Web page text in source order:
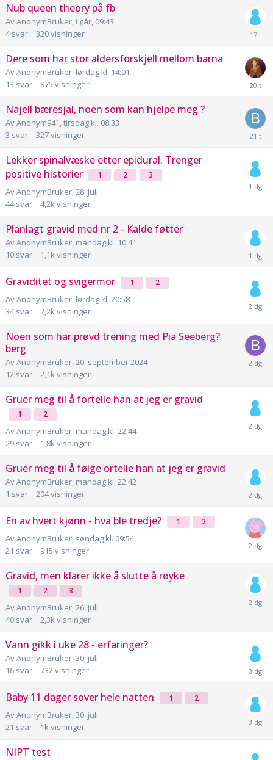
Nub queen theory på fb
AvAnonymBruker, i går, 09:43
4 svar 320visninger
Dere som har stor aldersforskjell mellom barna
AvAnonymBruker, lørdag kl. 14:01
13 svar 875 visninger
Najell bæresjal, noen som kan hjelpe meg ?
AvAnonym941,tirsdag kl. 08:33
3 svar 327visninger
Lekker spinalvæske etter epidural. Trenger
positive historier
1 2 3
AvAnonymBruker,28. juli
44 svar 4,2kvisninger
Planlagt gravid med nr 2 - Kalde føtter
AvAnonymBruker, mandag kl. 10:41
10 svar 1,1kvisninger
Graviditet og svigermor 1 2
AvAnonymBruker, lørdag kl. 20:58
34 svar 2,2kvisninger
Noen som har prøvd trening med Pia Seeberg?
berg
AvAnonymBruker,20. september 2024
12 svar 2,1kvisninger
Gruer meg til å fortelle han at jeg er gravid
1 2
AvAnonymBruker, mandag kl. 22:44
29 svar 1,8kvisninger
Gruer meg til å følge ortelle han at jeg er gravid
AvAnonymBruker, mandag kl. 22:42
1 svar 204visninger
En av hvert kjønn - hva ble tredje? 1 2
AvAnonymBruker, søndag kl. 09:54
21 svar 915 visninger
Gravid, men klarer ikke å slutte å røyke
1 2 3
AvAnonymBruker,26. juli
40 svar 2,3kvisninger
Vann gikk i uke 28 - erfaringer?
AvAnonymBruker,30. juli
16 svar 732visninger
Baby 11 dager sover hele natten 1 2
AvAnonymBruker,30. juli
21 svar 1kvisninger
NIPT test